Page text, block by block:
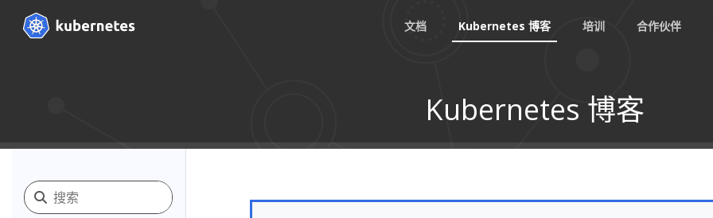
文档 Kubernetes 博客 培训 合作伙伴
Kubernetes 博客